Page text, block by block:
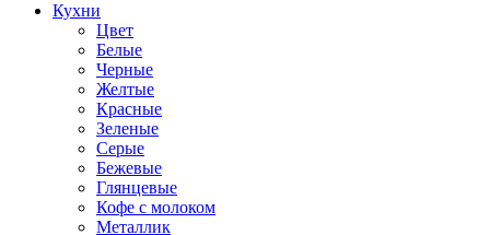
Кухни
Цвет
Белые
Черные
Желтые
Красные
Зеленые
Серые
Бежевые
Глянцевые
Кофе с молоком
Металлик